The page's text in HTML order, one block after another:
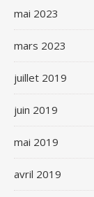
mai 2023
mars 2023
juillet 2019
juin 2019
mai 2019
avril 2019